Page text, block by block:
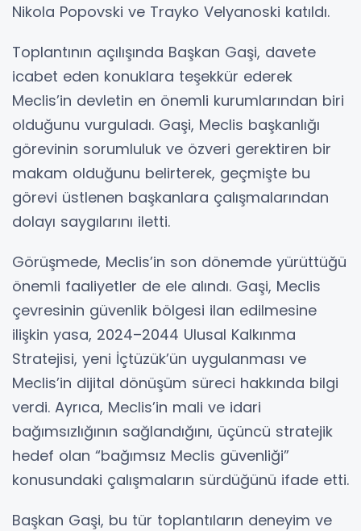
Nikola Popovski ve Trayko Velyanoski katıldı.
Toplantının açılışında Başkan Gaşi, davete
icabet eden konuklara teşekkür ederek
Meclis’in devletin en önemli kurumlarından biri
olduğunu vurguladı. Gaşi, Meclis başkanlığı
görevinin sorumluluk ve özveri gerektiren bir
makam olduğunu belirterek, geçmişte bu
görevi üstlenen başkanlara çalışmalarından
dolayı saygılarını iletti.
Görüşmede, Meclis’in son dönemde yürüttüğü
önemli faaliyetler de ele alındı. Gaşi, Meclis
çevresinin güvenlik bölgesi ilan edilmesine
ilişkin yasa, 2024–2044 Ulusal Kalkınma
Stratejisi, yeni İçtüzük’ün uygulanması ve
Meclis’in dijital dönüşüm süreci hakkında bilgi
verdi. Ayrıca, Meclis’in mali ve idari
bağımsızlığının sağlandığını, üçüncü stratejik
hedef olan “bağımsız Meclis güvenliği”
konusundaki çalışmaların sürdüğünü ifade etti.
Başkan Gaşi, bu tür toplantıların deneyim ve